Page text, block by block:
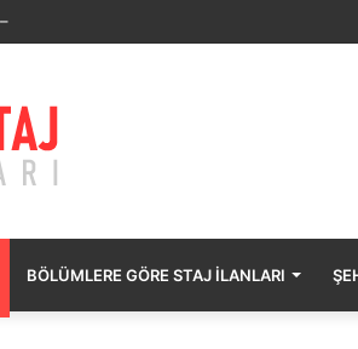
HİZMETLERİSECURITAS GÜVENLİK
BÖLÜMLERE GÖRE STAJ İLANLARI